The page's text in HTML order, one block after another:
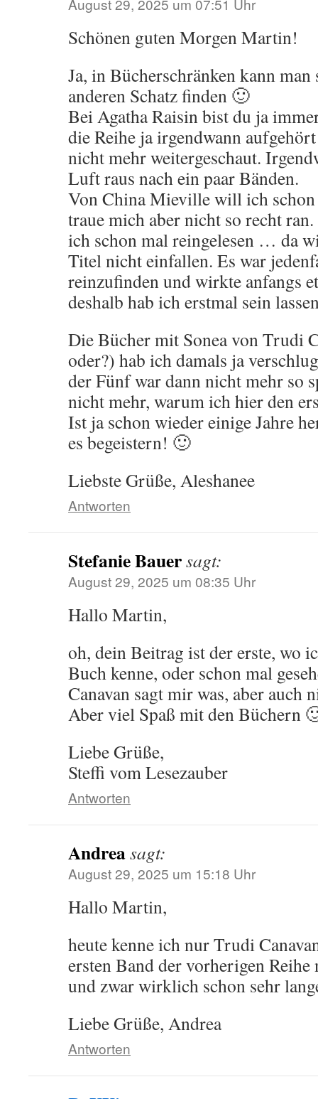
August 29, 2025 um 07:51 Uhr
Schönen guten Morgen Martin!
Ja, in Bücherschränken kann
anderen Schatz finden 🙂
Bei Agatha Raisin bist du ja
die Reihe ja irgendwann
nicht mehr weitergeschaut.
Luft raus nach ein paar Bänden.
Von China Mieville will ich schon
traue mich aber nicht so recht
ich schon mal reingelesen … da
Titel nicht einfallen. Es war
reinzufinden und wirkte anfangs
deshalb hab ich erstmal sein
Die Bücher mit Sonea von Trudi
oder?) hab ich damals ja
der Fünf war dann nicht mehr so
nicht mehr, warum ich hier den
Ist ja schon wieder einige Jahre
es begeistern! 🙂
Liebste Grüße, Aleshanee
Antworten
Stefanie Bauersagt:
August 29, 2025 um 08:35 Uhr
Hallo Martin,
oh, dein Beitrag ist der erste, wo
Buch kenne, oder schon mal
Canavan sagt mir was, aber auch
Aber viel Spaß mit den Büchern
Liebe Grüße,
Steffi vom Lesezauber
Antworten
Andreasagt:
August 29, 2025 um 15:18 Uhr
Hallo Martin,
heute kenne ich nur Trudi
ersten Band der vorherigen
und zwar wirklich schon sehr
Liebe Grüße, Andrea
Antworten